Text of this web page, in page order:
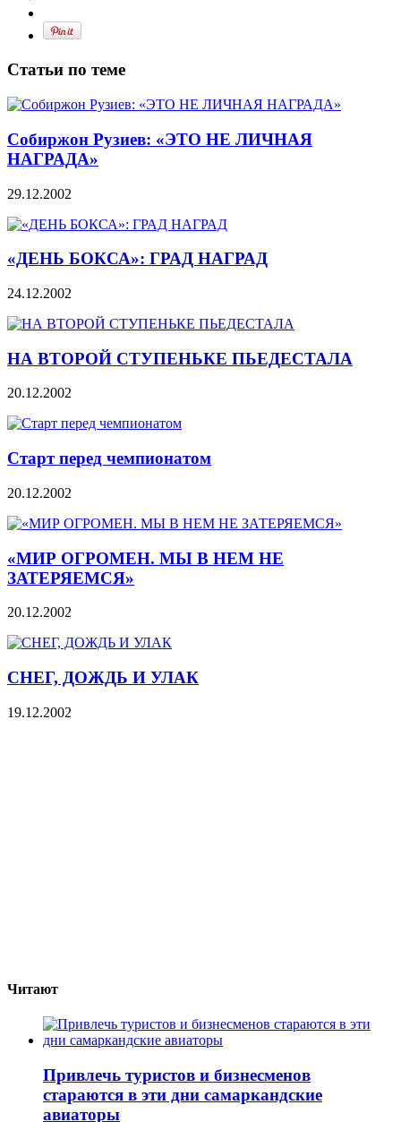
Статьи по теме
Собиржон Рузиев: «ЭТО НЕ ЛИЧНАЯ
НАГРАДА»
29.12.2002
«ДЕНЬ БОКСА»: ГРАД НАГРАД
24.12.2002
НА ВТОРОЙ СТУПЕНЬКЕ ПЬЕДЕСТАЛА
20.12.2002
Старт перед чемпионатом
20.12.2002
«МИР ОГРОМЕН. МЫ В НЕМ НЕ
ЗАТЕРЯЕМСЯ»
20.12.2002
СНЕГ, ДОЖДЬ И УЛАК
19.12.2002
Читают
Привлечь туристов и бизнесменов
стараются в эти дни самаркандские
авиаторы